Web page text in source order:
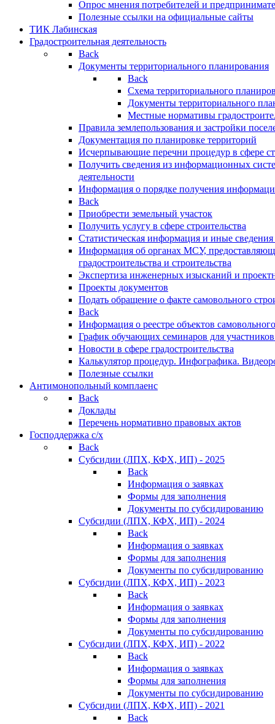
Опрос мнения потребителей и
Полезные ссылки на официальные сайты
ТИК Лабинская
Градостроительная деятельность
Back
Документы территориального планирования
Back
Схема территориального
Документы территориального
Местные нормативы
Правила землепользования и застройки
Документация по планировке территорий
Исчерпывающие перечни процедур в сфере
Получить сведения из информационных
деятельности
Информация о порядке получения
Back
Приобрести земельный участок
Получить услугу в сфере строительства
Статистическая информация и иные сведения
Информация об органах МСУ,
градостроительства и строительства
Экспертиза инженерных изысканий и
Проекты документов
Подать обращение о факте самовольного
Back
Информация о реестре объектов
График обучающих семинаров для участников
Новости в сфере градостроительства
Калькулятор процедур. Инфографика.
Полезные ссылки
Антимонопольный комплаенс
Back
Доклады
Перечень нормативно правовых актов
Господдержка с/х
Back
Субсидии (ЛПХ, КФХ, ИП) - 2025
Back
Информация о заявках
Формы для заполнения
Документы по субсидированию
Субсидии (ЛПХ, КФХ, ИП) - 2024
Back
Информация о заявках
Формы для заполнения
Документы по субсидированию
Субсидии (ЛПХ, КФХ, ИП) - 2023
Back
Информация о заявках
Формы для заполнения
Документы по субсидированию
Субсидии (ЛПХ, КФХ, ИП) - 2022
Back
Информация о заявках
Формы для заполнения
Документы по субсидированию
Субсидии (ЛПХ, КФХ, ИП) - 2021
Back